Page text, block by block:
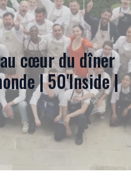
cœur du dîner
| 50'Inside |